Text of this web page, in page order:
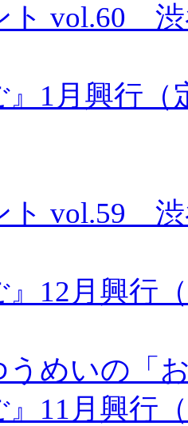
ト vol.60
』1月興行
ト vol.59
』12月興行
うめいの「
』11月興行